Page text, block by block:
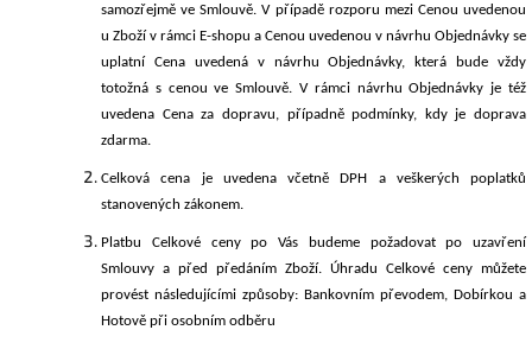
samozřejmě ve Smlouvě. V případě rozporu mezi Cenou uvedenou
u Zboží v rámci E-shopu a Cenou uvedenou v návrhu Objednávky se
uplatní Cena uvedená v návrhu Objednávky, která bude vždy
totožná s cenou ve Smlouvě. V rámci návrhu Objednávky je též
uvedena Cena za dopravu, případně podmínky, kdy je doprava
zdarma.
Celková cena je uvedena včetně DPH a veškerých poplatků
stanovených zákonem.
Platbu Celkové ceny po Vás budeme požadovat po uzavření
Smlouvy a před předáním Zboží. Úhradu Celkové ceny můžete
provést následujícími způsoby: Bankovním převodem, Dobírkou a
Hotově při osobním odběru